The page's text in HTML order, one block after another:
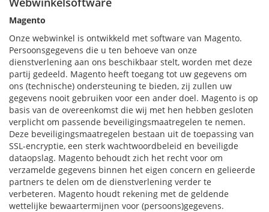
Magento
Onze webwinkel is ontwikkeld met software van Magento.
Persoonsgegevens die u ten behoeve van onze
dienstverlening aan ons beschikbaar stelt, worden met deze
partij gedeeld. Magento heeft toegang tot uw gegevens om
ons (technische) ondersteuning te bieden, zij zullen uw
gegevens nooit gebruiken voor een ander doel. Magento is op
basis van de overeenkomst die wij met hen hebben gesloten
verplicht om passende beveiligingsmaatregelen te nemen.
Deze beveiligingsmaatregelen bestaan uit de toepassing van
SSL-encryptie, een sterk wachtwoordbeleid en beveiligde
dataopslag. Magento behoudt zich het recht voor om
verzamelde gegevens binnen het eigen concern en gelieerde
partners te delen om de dienstverlening verder te
verbeteren. Magento houdt rekening met de geldende
wettelijke bewaartermijnen voor (persoons)gegevens.